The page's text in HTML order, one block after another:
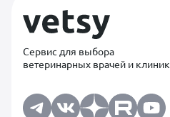
Сервис для выбора
ветеринарных врачей и клиник